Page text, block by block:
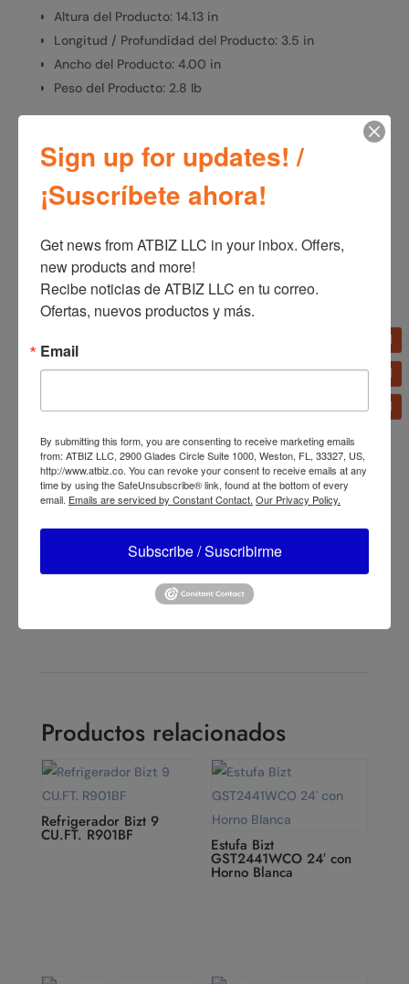
Altura del Producto: 14.13 in
Longitud / Profundidad del Producto: 3.5 in
Ancho del Producto: 4.00 in
Peso del Producto: 2.8 lb
SKU:T14200 Categorías: Línea blanca,Ventiladores
Información adicional
Información adicional
Lasko
←Lasko Ventilador de Mesa Torre Wind Desktop
Oscilante Multidireccional 12" T13310
Lasko Ventilador de Mesa Performance Oscilante 16" 3
Productos relacionados
Refrigerador Bizt 9
CU.FT. R901BF Estufa Bizt
GST2441WCO 24′ con
Horno Blanca
Sign up for updates! /
¡Suscríbete ahora!
Get news from ATBIZ LLC in your inbox. Offers,
new products and more!
Recibe noticias de ATBIZ LLC en tu correo.
Ofertas, nuevos productos y más.
Email
By submitting this form, you are consenting to receive marketing emails
from: ATBIZ LLC, 2900 Glades Circle Suite 1000, Weston, FL, 33327, US,
http://www.atbiz.co. You can revoke your consent to receive emails at any
time by using the SafeUnsubscribe® link, found at the bottom of every
email. Emails are serviced by Constant Contact. Our Privacy Policy.
Subscribe / Suscribirme